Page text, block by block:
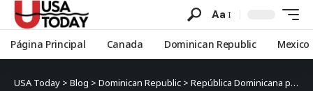
Aa
Página Principal Canada Dominican Republic Mexico
USA Today > Blog > Dominican Republic > República Dominicana pasa al cuadro de honor de la ONU tras pagos oportunos para 2026